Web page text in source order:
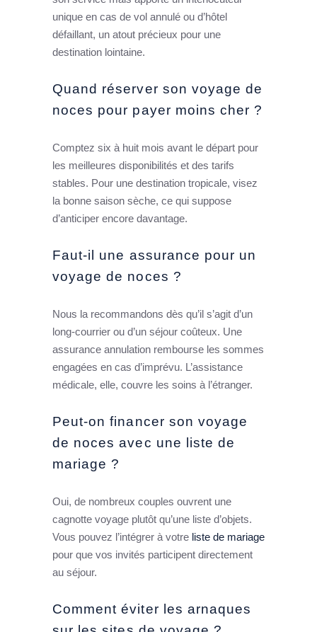
unique en cas de vol annulé ou d’hôtel
défaillant, un atout précieux pour une
destination lointaine.
Quand réserver son voyage de
noces pour payer moins cher ?
Comptez six à huit mois avant le départ pour
les meilleures disponibilités et des tarifs
stables. Pour une destination tropicale, visez
la bonne saison sèche, ce qui suppose
d’anticiper encore davantage.
Faut-il une assurance pour un
voyage de noces ?
Nous la recommandons dès qu’il s’agit d’un
long-courrier ou d’un séjour coûteux. Une
assurance annulation rembourse les sommes
engagées en cas d’imprévu. L’assistance
médicale, elle, couvre les soins à l’étranger.
Peut-on financer son voyage
de noces avec une liste de
mariage ?
Oui, de nombreux couples ouvrent une
cagnotte voyage plutôt qu’une liste d’objets.
Vous pouvez l’intégrer à votre liste de mariage
pour que vos invités participent directement
au séjour.
Comment éviter les arnaques